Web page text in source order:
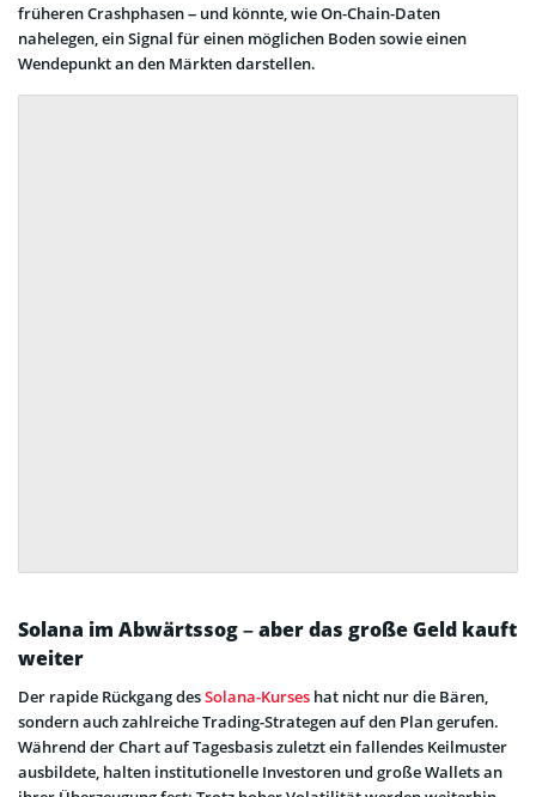
früheren Crashphasen – und könnte, wie On-Chain-Daten
nahelegen, ein Signal für einen möglichen Boden sowie einen
Wendepunkt an den Märkten darstellen.
Solana im Abwärtssog – aber das große Geld kauft
weiter
Der rapide Rückgang desSolana-Kurses hat nicht nur die Bären,
sondern auch zahlreiche Trading-Strategen auf den Plan gerufen.
Während der Chart auf Tagesbasis zuletzt ein fallendes Keilmuster
ausbildete, halten institutionelle Investoren und große Wallets an